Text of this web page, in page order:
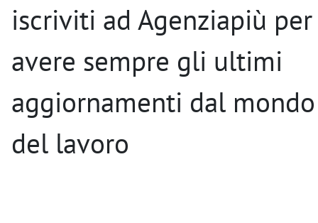
iscriviti ad Agenziapiù per
avere sempre gli ultimi
aggiornamenti dal mondo
del lavoro